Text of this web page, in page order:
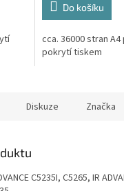
Do košíku
cca. 36000 stran A4
pokrytí tiskem
Diskuze Značka
C5235I, C5265, IR